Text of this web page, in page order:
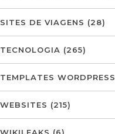
SITES DE VIAGENS (28)
TECNOLOGIA (265)
TEMPLATES WORDPRESS
WEBSITES (215)
WIKILEAKS (6)